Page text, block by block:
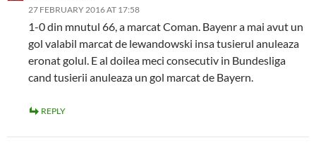
27 FEBRUARY 2016 AT 17:58
1-0 din mnutul 66, a marcat Coman. Bayenr a mai avut un
gol valabil marcat de lewandowski insa tusierul anuleaza
eronat golul. E al doilea meci consecutiv in Bundesliga
cand tusierii anuleaza un gol marcat de Bayern.
REPLY